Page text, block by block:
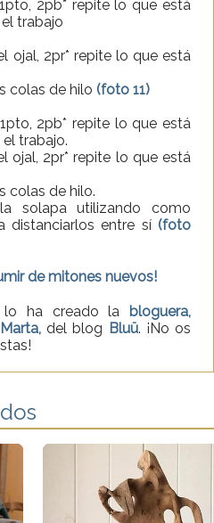
2pb* repite lo que está
trabajo
ojal, 2pr* repite lo que está
colas de hilo (foto 11)
2pb* repite lo que está
el trabajo.
ojal, 2pr* repite lo que está
colas de hilo.
solapa utilizando como
distanciarlos entre sí (foto
de mitones nuevos!
lo ha creado la bloguera,
del blog Bluü. ¡No os